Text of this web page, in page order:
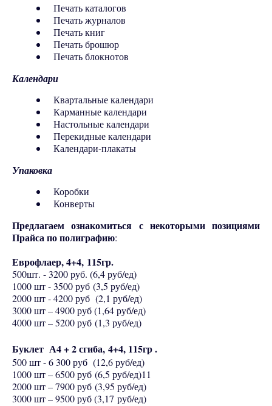
Печать каталогов
Печать журналов
Печать книг
Печать брошюр
Печать блокнотов
Календари
Квартальные календари
Карманные календари
Настольные календари
Перекидные календари
Календари-плакаты
Упаковка
Коробки
Конверты
Предлагаем ознакомиться с некоторыми позициями
Прайса по полиграфию:
Еврофлаер, 4+4, 115гр.
500шт. - 3200 руб. (6,4 руб/ед)
1000 шт - 3500 руб (3,5 руб/ед)
2000 шт - 4200 руб (2,1 руб/ед)
3000 шт – 4900 руб (1,64 руб/ед)
4000 шт – 5200 руб (1,3 руб/ед)
Буклет А4 + 2 сгиба, 4+4, 115гр .
500 шт - 6 300 руб (12,6 руб/ед)
1000 шт – 6500 руб (6,5 руб/ед)11
2000 шт – 7900 руб (3,95 руб/ед)
3000 шт – 9500 руб (3,17 руб/ед)